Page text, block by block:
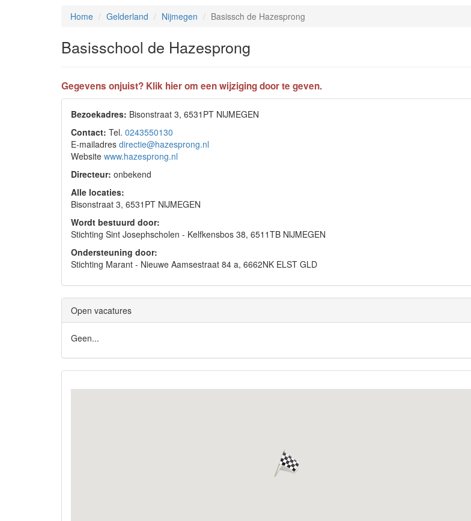
Home Gelderland Nijmegen Basissch de Hazesprong
Basisschool de Hazesprong
Gegevens onjuist? Klik hier om een wijziging door te geven.
Bezoekadres: Bisonstraat 3, 6531PT NIJMEGEN
Contact: Tel. 0243550130
E-mailadres directie@hazesprong.nl
Website www.hazesprong.nl
Directeur: onbekend
Alle locaties:
Bisonstraat 3, 6531PT NIJMEGEN
Wordt bestuurd door:
Stichting Sint Josephscholen - Kelfkensbos 38, 6511TB NIJMEGEN
Ondersteuning door:
Stichting Marant - Nieuwe Aamsestraat 84 a, 6662NK ELST GLD
Open vacatures
Geen...